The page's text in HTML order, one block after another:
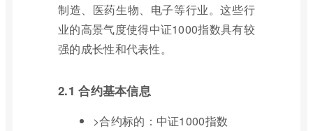
制造、医药生物、电子等行业。这些行
业的高景气度使得中证1000指数具有较
强的成长性和代表性。
2.1 合约基本信息
>合约标的：中证1000指数